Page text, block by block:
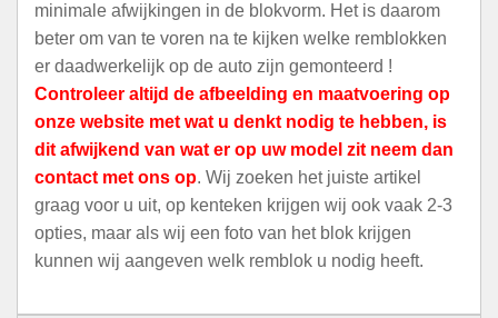
minimale afwijkingen in de blokvorm. Het is daarom
beter om van te voren na te kijken welke remblokken
er daadwerkelijk op de auto zijn gemonteerd !
Controleer altijd de afbeelding en maatvoering op
onze website met wat u denkt nodig te hebben, is
dit afwijkend van wat er op uw model zit neem dan
contact met ons op. Wij zoeken het juiste artikel
graag voor u uit, op kenteken krijgen wij ook vaak 2-3
opties, maar als wij een foto van het blok krijgen
kunnen wij aangeven welk remblok u nodig heeft.